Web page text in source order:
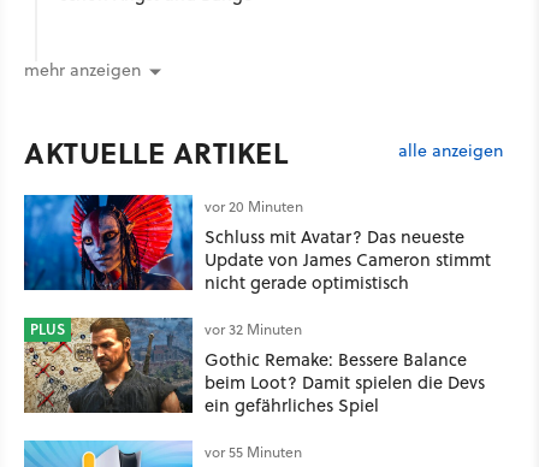
mehr anzeigen
AKTUELLE ARTIKEL alle anzeigen
vor 20 Minuten
Schluss mit Avatar? Das neueste
Update von James Cameron stimmt
nicht gerade optimistisch
PLUS vor 32 Minuten
Gothic Remake: Bessere Balance
beim Loot? Damit spielen die Devs
ein gefährliches Spiel
vor 55 Minuten